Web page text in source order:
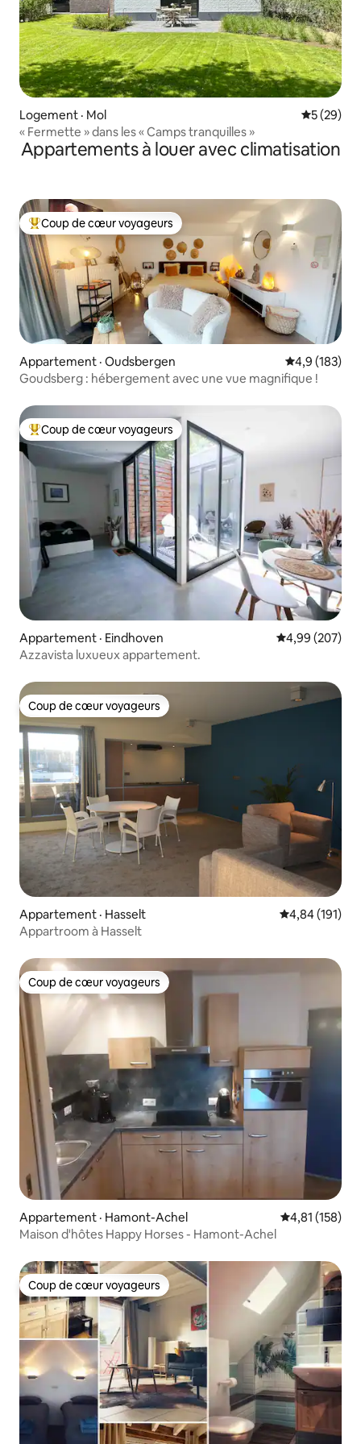
Logement · Mol Note
5 (29)
« Fermette » dans les « Camps tranquilles »
Appartements à louer avec climatisation
Coup de cœur voyageurs parmi les plus aimés
Coup de cœur voyageurs
Appartement · Oudsbergen Note
4,9 (183)
Goudsberg : hébergement avec une vue magnifique !
Coup de cœur voyageurs parmi les plus aimés
Coup de cœur voyageurs
Appartement · Eindhoven Note
4,99 (207)
Azzavista luxueux appartement.
Coup de cœur voyageurs
Coup de cœur voyageurs
Appartement · Hasselt Note
4,84 (191)
Appartroom à Hasselt
Coup de cœur voyageurs
Coup de cœur voyageurs
Appartement · Hamont-Achel Note
4,81 (158)
Maison d'hôtes Happy Horses - Hamont-Achel
Coup de cœur voyageurs
Coup de cœur voyageurs